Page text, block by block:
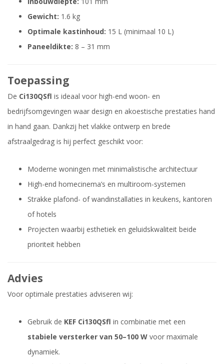
Gewicht: 1.6 kg
Optimale kastinhoud: 15 L (minimaal 10 L)
Paneeldikte: 8 – 31 mm
Toepassing
De Ci130QSfl is ideaal voor high-end woon- en
bedrijfsomgevingen waar design en akoestische prestaties hand
in hand gaan. Dankzij het vlakke ontwerp en brede
afstraalgedrag is hij perfect geschikt voor:
Moderne woningen met minimalistische architectuur
High-end homecinema’s en multiroom-systemen
Strakke plafond- of wandinstallaties in keukens, kantoren
of hotels
Projecten waarbij esthetiek en geluidskwaliteit beide
prioriteit hebben
Advies
Voor optimale prestaties adviseren wij:
Gebruik de KEF Ci130QSfl in combinatie met een
stabiele versterker van 50–100 W voor maximale
dynamiek.